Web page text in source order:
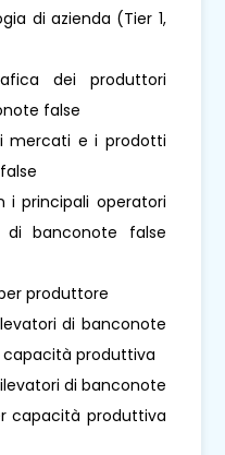
di azienda (Tier 1,
dei produttori
false
mercati e i prodotti
i principali operatori
banconote false
produttore
di banconote
capacità produttiva
di banconote
capacità produttiva